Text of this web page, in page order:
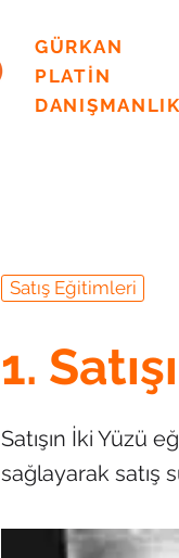
GÜRKAN
PLATİN
DANIŞMANLIK
Satış Eğitimleri
1.
Satışın İki Yüzü
sağlayarak satış